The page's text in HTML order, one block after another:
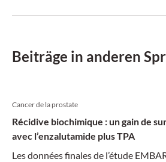
Beiträge in anderen
Cancer de la prostate
Récidive biochimique : un gain de
avec l’enzalutamide plus TPA
Les données finales de l’étude